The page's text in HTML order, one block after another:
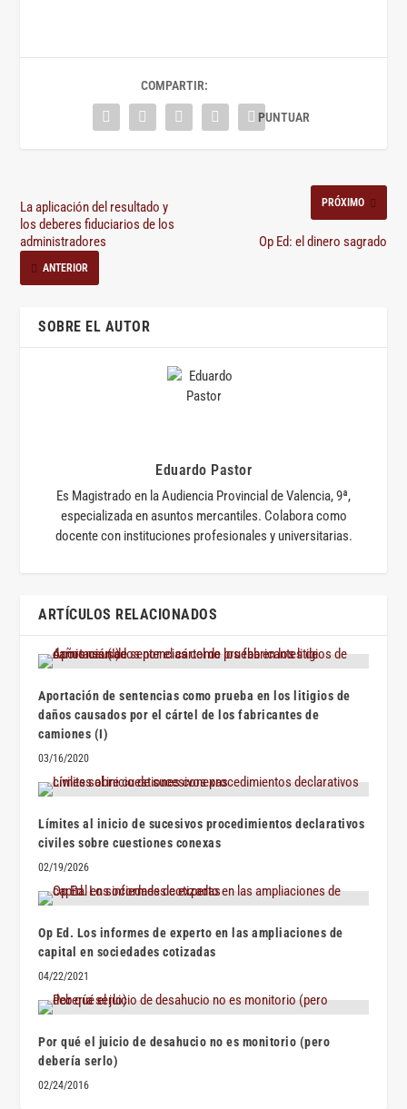
COMPARTIR:
La aplicación del resultado y
los deberes fiduciarios de los
administradores
ANTERIOR
PRÓXIMO
Op Ed: el dinero sagrado
SOBRE EL AUTOR
Eduardo Pastor
Es Magistrado en la Audiencia Provincial de Valencia, 9ª,
especializada en asuntos mercantiles. Colabora como
docente con instituciones profesionales y universitarias.
ARTÍCULOS RELACIONADOS
Aportación de sentencias como prueba en los litigios de
daños causados por el cártel de los fabricantes de
camiones (I)
03/16/2020
Límites al inicio de sucesivos procedimientos declarativos
civiles sobre cuestiones conexas
02/19/2026
Op Ed. Los informes de experto en las ampliaciones de
capital en sociedades cotizadas
04/22/2021
Por qué el juicio de desahucio no es monitorio (pero
debería serlo)
02/24/2016